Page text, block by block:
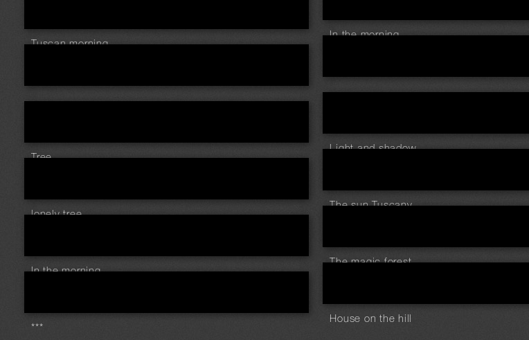
In the morning ...
Tuscan morning
...
...
Light and shadow ...
Tree ...
The sun Tuscany ...
lonely tree
The magic forest ...
In the morning
House on the hill
***